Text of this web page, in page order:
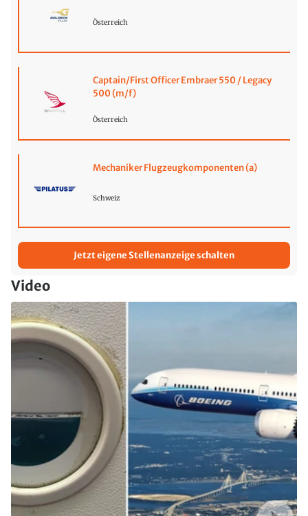
Österreich
Captain/First Officer Embraer 550 / Legacy
500 (m/f)
Österreich
Mechaniker Flugzeugkomponenten (a)
Schweiz
Jetzt eigene Stellenanzeige schalten
Video